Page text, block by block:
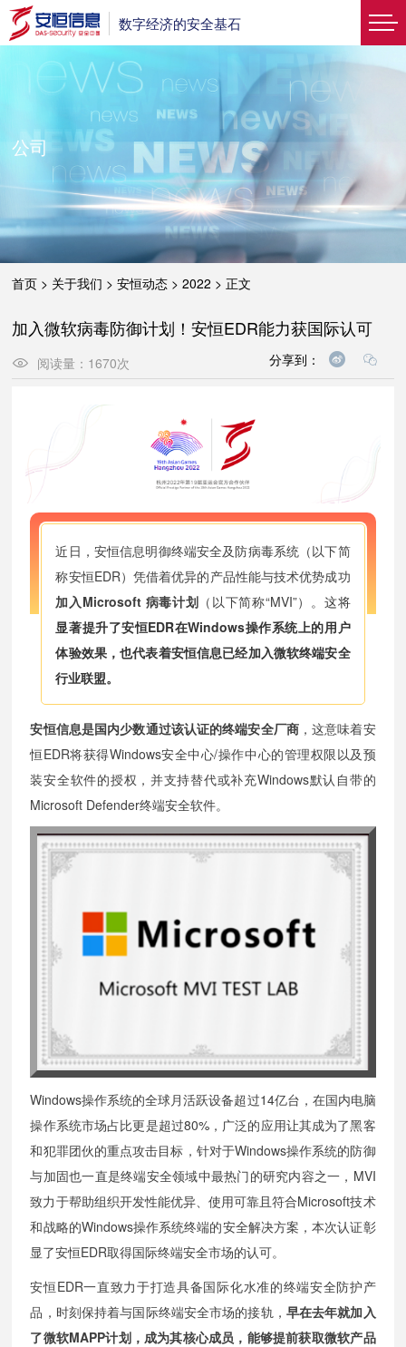
数字经济的安全基石
公司
首页 > 关于我们 >安恒动态 >2022 >正文
加入微软病毒防御计划！安恒EDR能力获国际认可
阅读量： 1670次 分享到：
近日，安恒信息明御终端安全及防病毒系统（以下简
称安恒EDR）凭借着优异的产品性能与技术优势成功
加入Microsoft 病毒计划 （以下简称“MVI”）。 这将
显著提升了安恒EDR在Windows操作系统上的用户
体验效果，也代表着安恒信息已经加入微软终端安全
行业联盟。
安恒信息是国内少数通过该认证的终端安全厂商，这意味着安
恒EDR将获得Windows安全中心/操作中心的管理权限以及预
装安全软件的授权，并支持替代或补充Windows默认自带的
Microsoft Defender终端安全软件。
Windows操作系统的全球月活跃设备超过14亿台，在国内电脑
操作系统市场占比更是超过80%，广泛的应用让其成为了黑客
和犯罪团伙的重点攻击目标，针对于Windows操作系统的防御
与加固也一直是终端安全领域中最热门的研究内容之一，MVI
致力于帮助组织开发性能优异、使用可靠且符合Microsoft技术
和战略的Windows操作系统终端的安全解决方案，本次认证彰
显了安恒EDR取得国际终端安全市场的认可。
安恒EDR一直致力于打造具备国际化水准的终端安全防护产
品，时刻保持着与国际终端安全市场的接轨， 早在去年就加入
了微软MAPP计划，成为其核心成员，能够提前获取微软产品